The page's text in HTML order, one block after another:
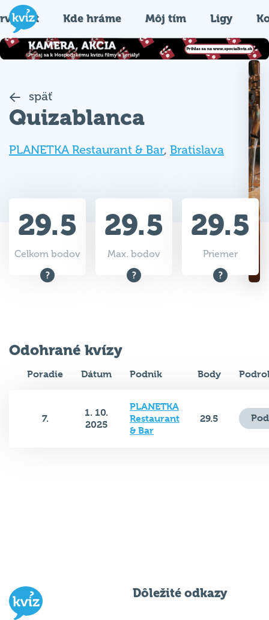
Kde hráme Môj tím Ligy
späť
Quizablanca
PLANETKA Restaurant & Bar, Bratislava
29.5
Celkom bodov
29.5
Max. bodov
29.5
Priemer
Odohrané kvízy
Poradie Dátum Podnik Body
7.
1. 10.
2025
PLANETKA
Restaurant
& Bar
29.5
Dôležité odkazy